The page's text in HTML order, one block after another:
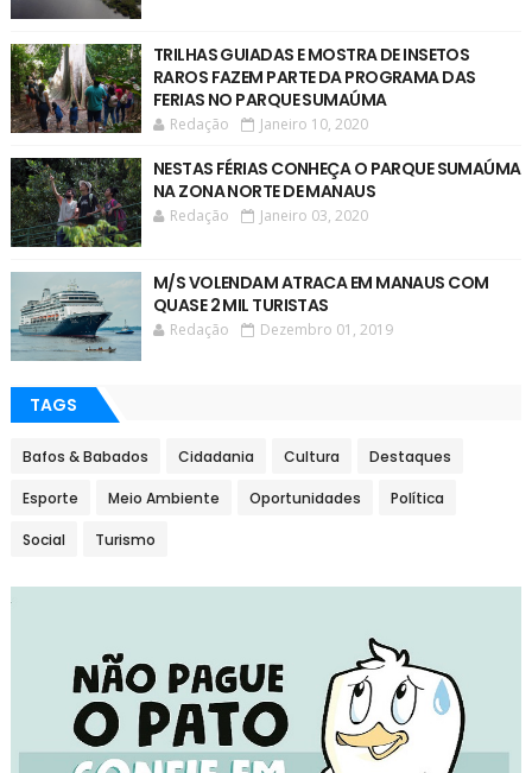
TRILHAS GUIADAS E MOSTRA DE INSETOS
RAROS FAZEM PARTE DA PROGRAMA DAS
FERIAS NO PARQUE SUMAÚMA
Redação Janeiro 10, 2020
NESTAS FÉRIAS CONHEÇA O PARQUE SUMAÚMA
NA ZONA NORTE DE MANAUS
Redação Janeiro 03, 2020
M/S VOLENDAM ATRACA EM MANAUS COM
QUASE 2 MIL TURISTAS
Redação Dezembro 01, 2019
TAGS
Bafos & Babados Cidadania Cultura Destaques
Esporte Meio Ambiente Oportunidades Política
Social Turismo